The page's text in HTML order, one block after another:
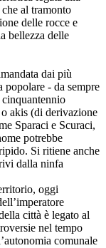
al tramonto
delle rocce e
bellezza delle
dai più
popolare - da sempre
akis (di derivazione
Sparaci e Scuraci,
potrebbe
Si ritiene anche
dalla ninfa
oggi
città è legato al
nel tempo
comunale